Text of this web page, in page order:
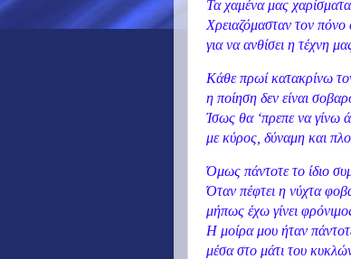
Τα χαμένα μας
Χρειαζόμασταν τον πόνο
για να ανθίσει η τέχνη
Κάθε πρωί κατακρίνω
η ποίηση δεν είναι
Ίσως θα ‘πρεπε να γίνω
με κύρος, δύναμη και
Όμως πάντοτε το ίδιο
Όταν πέφτει η νύχτα
μήπως έχω γίνει
Η μοίρα μου ήταν
μέσα στο μάτι του